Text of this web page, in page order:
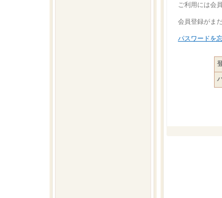
ご利用には会
会員登録がま
パスワードを